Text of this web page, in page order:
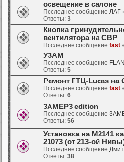
освещение в салоне
Последнее сообщение ЛАГ
Ответы: 3
Кнопка
вентилятора на СВР
Последнее сообщение fast «
УЗАМ
Последнее сообщение
Ответы: 5
Ремонт ГТЦ-Lucas на
Последнее сообщение fast «
Ответы: 6
3AMEP3 edition
Последнее сообщение
Ответы: 56
Установка на М2141
21073 (от 213-ой
Последнее сообщение
Ответы: 38